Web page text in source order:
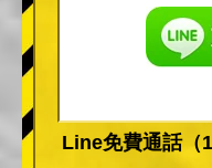
Line免費通話（